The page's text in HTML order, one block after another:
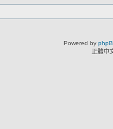
Powered by
正體中